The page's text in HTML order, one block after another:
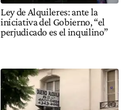
Ley de Alquileres: ante la
iniciativa del Gobierno, “el
perjudicado es el inquilino”